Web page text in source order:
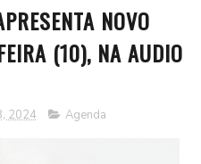
NOVO
(10), NA AUDIO
2024 Agenda